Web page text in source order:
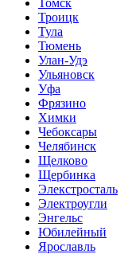
Томск
Троицк
Тула
Тюмень
Улан-Удэ
Ульяновск
Уфа
Фрязино
Химки
Чебоксары
Челябинск
Щелково
Щербинка
Элекстросталь
Электроугли
Энгельс
Юбилейный
Ярославль